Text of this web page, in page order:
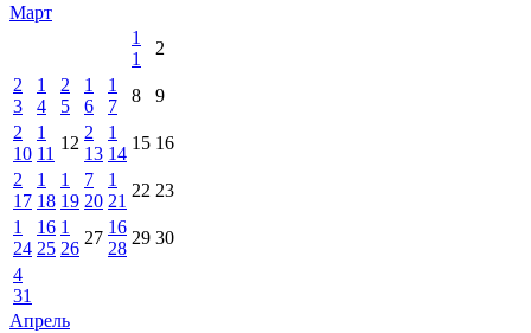
Март
1
1
2
2
3
1
4
2
5
1
6
1
7
8
9
2
10
1
11
12
2
13
1
14
15 16
2
17
1
18
1
19
7
20
1
21
22 23
1
24
16
25
1
26
27
16
28
29 30
4
31
Апрель